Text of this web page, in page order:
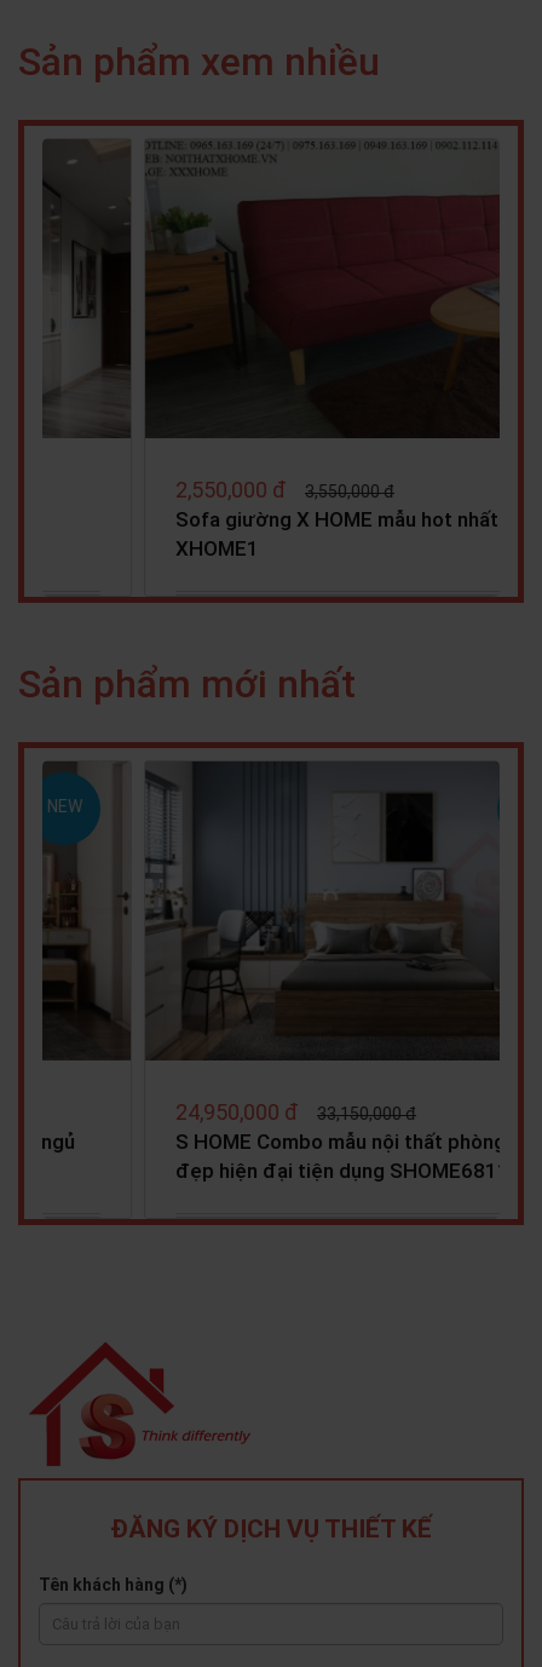
Sản phẩm xem nhiều
2,800,000 đ 3,950,000 đ
TỦ KỆ TRANG TRÍ GỖ X HOME Hà Nội Sài
Gòn Hồ Chí Minh…
Sản phẩm mới nhất
23,350,000 đ 26,150,000 đ
S HOME Combo mẫu nội thất phòng ngủ
cho bé đẹp hiện đại tiện…
ĐĂNG KÝ DỊCH VỤ THIẾT KẾ
Tên khách hàng (*)